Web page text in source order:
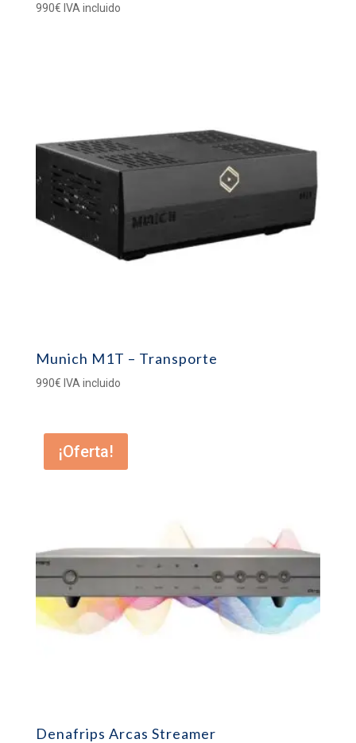
Valorado
990€ IVA incluido
Munich M1T – Transporte
990€ IVA incluido
¡Oferta!
Denafrips Arcas Streamer